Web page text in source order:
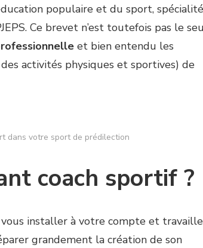
populaire et du sport, spécialité
Ce brevet n’est toutefois pas le
et bien entendu les
activités physiques et sportives) de
dans votre sport de prédilection
coach sportif ?
vous installer à votre compte et
grandement la création de son